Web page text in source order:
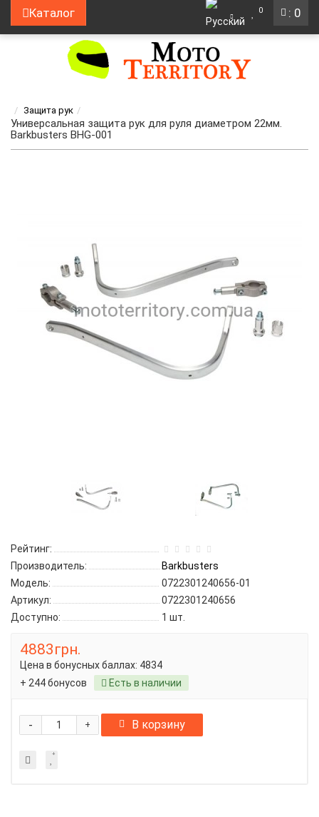
: 0
Каталог 0
Защита рук
Универсальная защита рук для руля диаметром 22мм.
Barkbusters BHG-001
Рейтинг:
Производитель:
Barkbusters
Модель:
0722301240656-01
Артикул:
0722301240656
Доступно:
1 шт.
4883грн.
Цена в бонусных баллах: 4834
+ 244 бонусов
Есть в наличии
+
- В корзину